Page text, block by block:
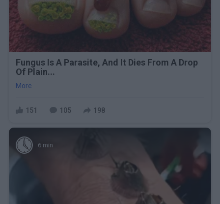
Fungus Is A Parasite, And It Dies From A Drop
Of Plain...
More
151 105 198
6 min